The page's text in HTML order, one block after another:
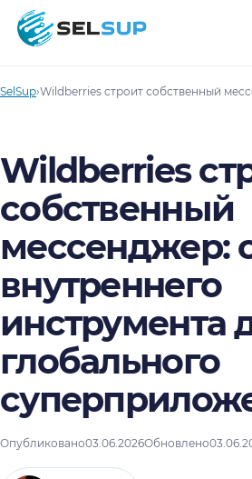
SelSup
SelSup›Wildberries строит собственный
Wildberries
собственный
мессенджер:
внутреннего
инструмента
глобального
Опубликовано03.06.2026Обновлено